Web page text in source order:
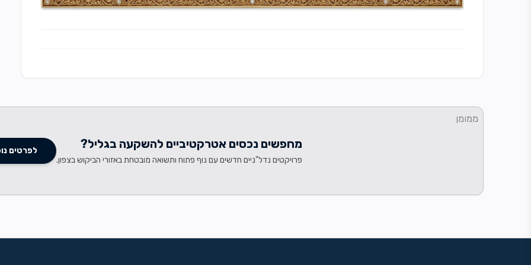
ממומן
מחפשים נכסים אטרקטיביים להשקעה בגליל?
פרויקטים נדל"ניים חדשים עם נוף פתוח ותשואה מובטחת באזורי הביקוש בצפון.
לפרטים